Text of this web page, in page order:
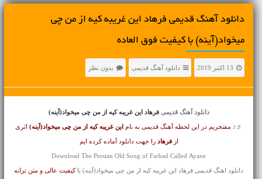
دانلود آهنگ قدیمی فرهاد این غریبه کیه از من چی
میخواد(آینه) با کیفیت فوق العاده
13 اکتبر 2019 دانلود آهنگ قدیمی بدون نظر
دانلود آهنگ قدیمی فرهاد این غریبه کیه از من چی میخواد(آینه)
♬♪ مفتخریم در این لحظه آهنگ قدیمی به ناماین غریبه کیه از من چی میخواد(آینه) اثری
ازفرهاد را جهت دانلود آماده کرده ایم
Download The Persian Old Song of Farhad Called Ayane
دانلود اهنگ قدیمی فرهاد این غریبه کیه از من چی میخواد(آینه) باکیفیت عالی و متن ترانه